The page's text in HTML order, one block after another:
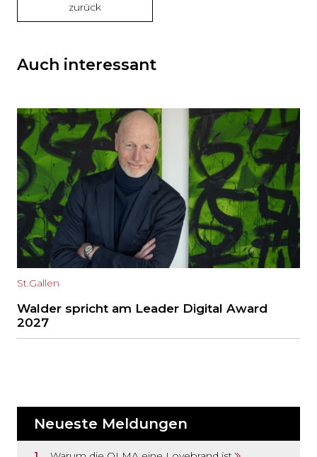
zurück
Auch interessant
St.Gallen
Walder spricht am Leader Digital Award
2027
Neueste Meldungen